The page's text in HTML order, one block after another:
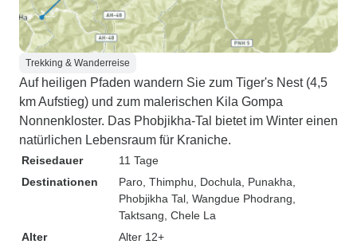
Trekking & Wanderreise
Auf heiligen Pfaden wandern Sie zum Tiger's Nest (4,5
km Aufstieg) und zum malerischen Kila Gompa
Nonnenkloster. Das Phobjikha-Tal bietet im Winter einen
natürlichen Lebensraum für Kraniche.
Reisedauer
11 Tage
Destinationen
Paro , Thimphu , Dochula , Punakha
Phobjikha Tal , Wangdue Phodrang
Taktsang , Chele La
Alter
Alter 12+